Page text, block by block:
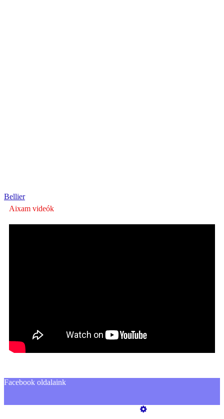
Bellier
Aixam videók
Facebook oldalaink